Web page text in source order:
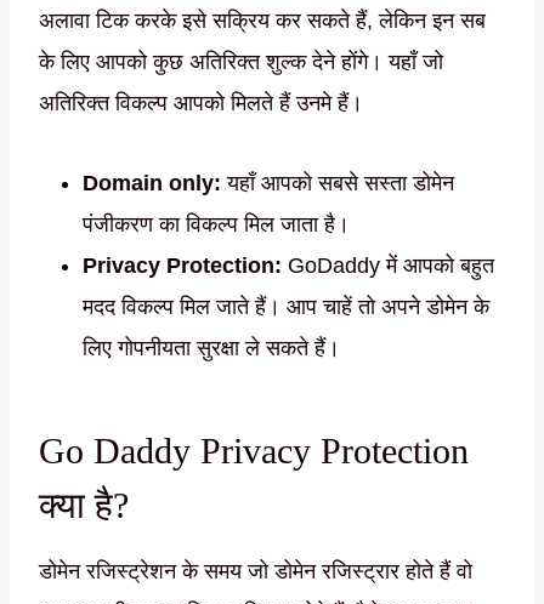
अलावा टिक करके इसे सक्रिय कर सकते हैं, लेकिन इन सब
के लिए आपको कुछ अतिरिक्त शुल्क देने होंगे। यहाँ जो
अतिरिक्त विकल्प आपको मिलते हैं उनमे हैं।
Domain only:यहाँ आपको सबसे सस्ता डोमेन
पंजीकरण का विकल्प मिल जाता है।
Privacy Protection: GoDaddy में आपको बहुत
मदद विकल्प मिल जाते हैं। आप चाहें तो अपने डोमेन के
लिए गोपनीयता सुरक्षा ले सकते हैं।
Go Daddy Privacy Protection
क्या है?
डोमेन रजिस्ट्रेशन के समय जो डोमेन रजिस्ट्रार होते हैं वो